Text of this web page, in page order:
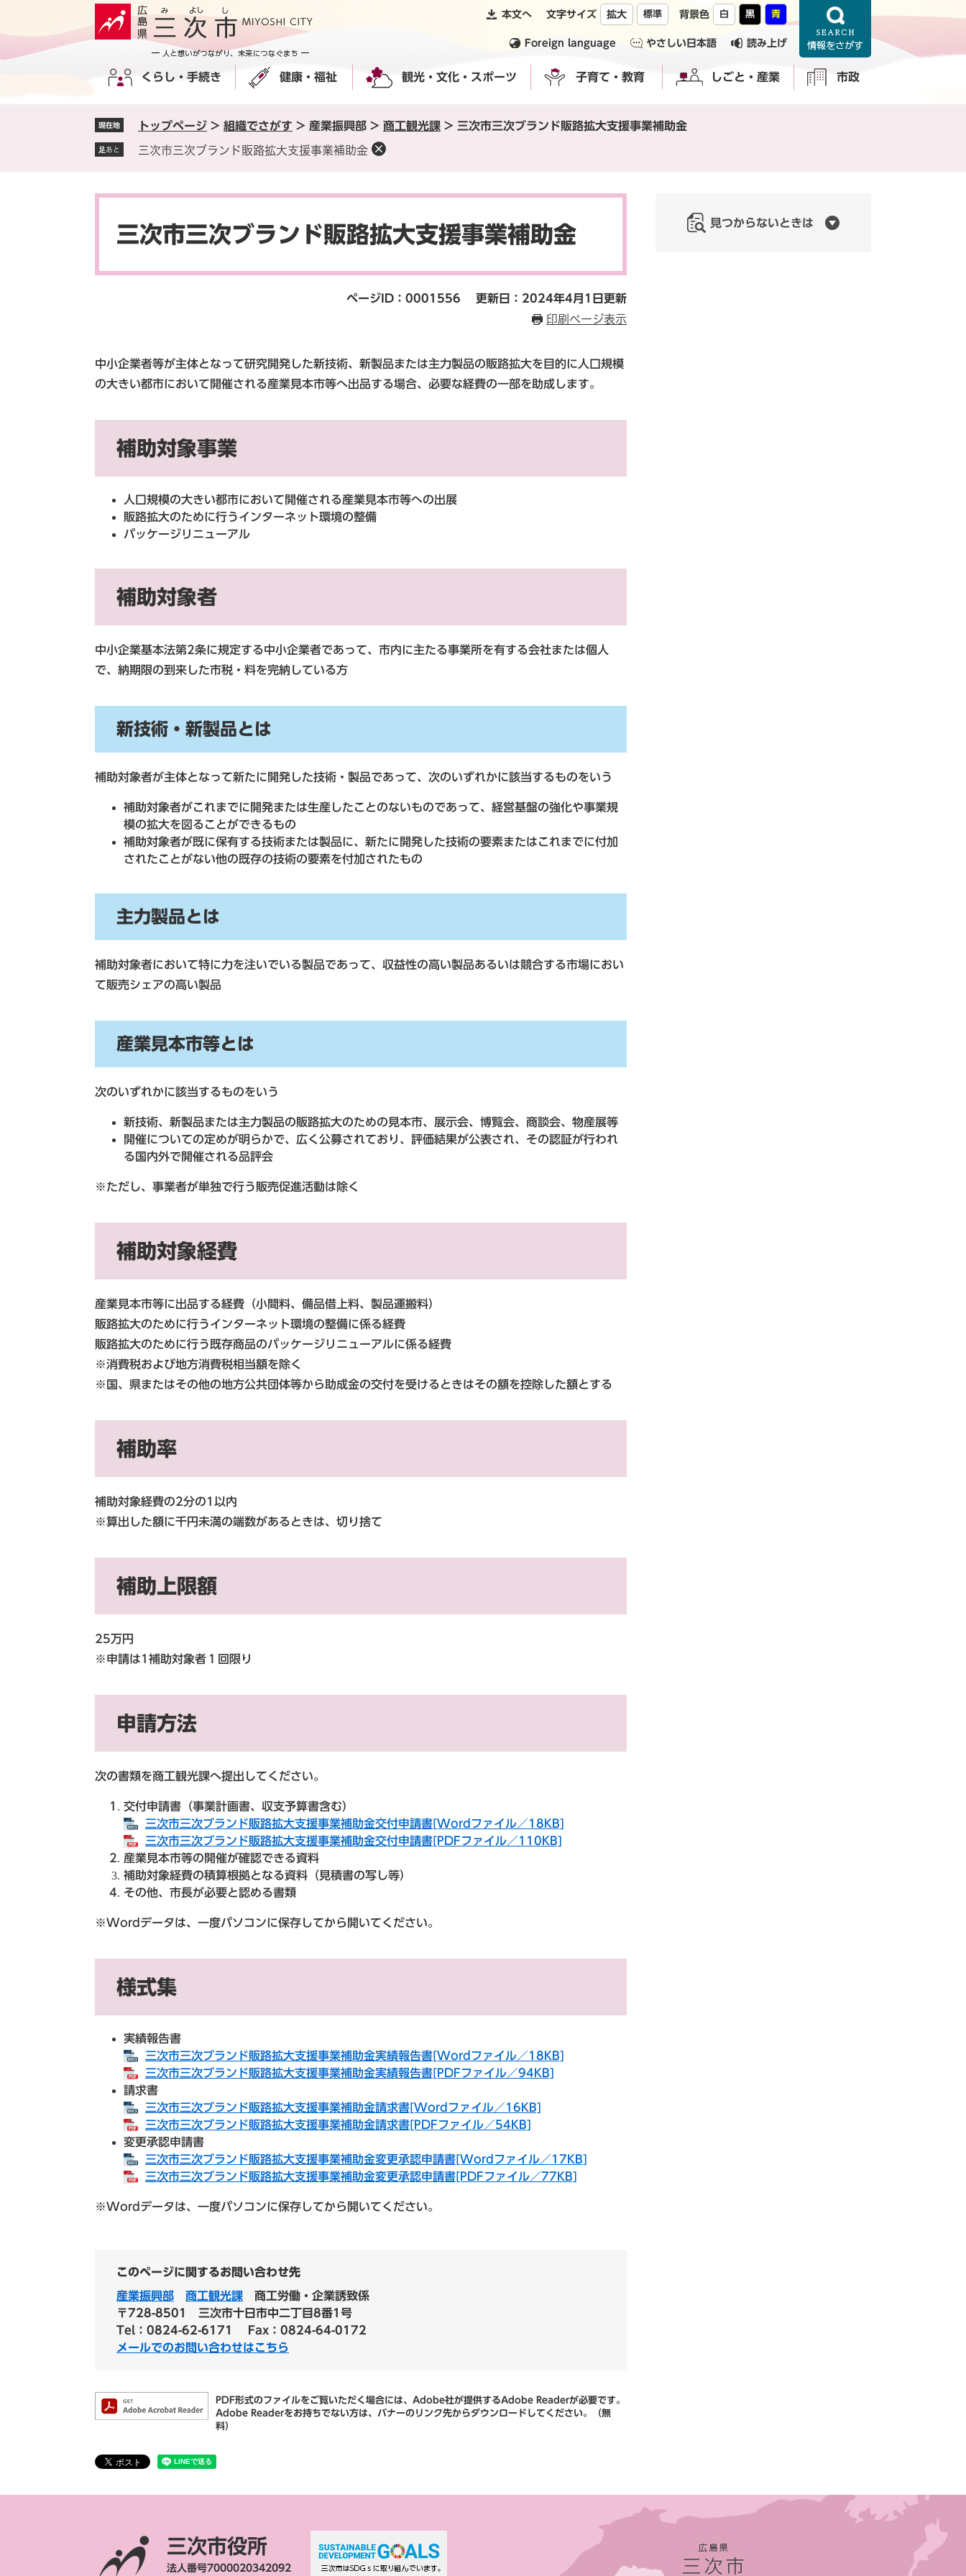
の
ー
本文へ 文字サイズ 拡大 標準 背景色 白 黒 青
Foreign language やさしい日本語 読み上げ
くらし・手続き 健康・福祉 観光・文化・スポーツ 子育て・教育 しごと・産業 市政
現在地 トップページ > 組織でさがす > 産業振興部 > 商工観光課 > 三次市三次ブランド販路拡大支援事業補助金
足あと 三次市三次ブランド販路拡大支援事業補助金
三次市三次ブランド販路拡大支援事業補助金
ページID：0001556
更新日：2024年4月1日更新
印刷ページ表示
中小企業者等が主体となって研究開発した新技術、新製品または主力製品の販路拡大を目的に人口規模
の大きい都市において開催される産業見本市等へ出品する場合、必要な経費の一部を助成します。
補助対象事業
人口規模の大きい都市において開催される産業見本市等への出展
販路拡大のために行うインターネット環境の整備
パッケージリニューアル
補助対象者
中小企業基本法第2条に規定する中小企業者であって、市内に主たる事業所を有する会社または個人
で、納期限の到来した市税・料を完納している方
新技術・新製品とは
補助対象者が主体となって新たに開発した技術・製品であって、次のいずれかに該当するものをいう
補助対象者がこれまでに開発または生産したことのないものであって、経営基盤の強化や事業規
模の拡大を図ることができるもの
補助対象者が既に保有する技術または製品に、新たに開発した技術の要素またはこれまでに付加
されたことがない他の既存の技術の要素を付加されたもの
主力製品とは
補助対象者において特に力を注いでいる製品であって、収益性の高い製品あるいは競合する市場におい
て販売シェアの高い製品
産業見本市等とは
次のいずれかに該当するものをいう
新技術、新製品または主力製品の販路拡大のための見本市、展示会、博覧会、商談会、物産展等
開催についての定めが明らかで、広く公募されており、評価結果が公表され、その認証が行われ
る国内外で開催される品評会
※ただし、事業者が単独で行う販売促進活動は除く
補助対象経費
産業見本市等に出品する経費（小間料、備品借上料、製品運搬料）
販路拡大のために行うインターネット環境の整備に係る経費
販路拡大のために行う既存商品のパッケージリニューアルに係る経費
※消費税および地方消費税相当額を除く
※国、県またはその他の地方公共団体等から助成金の交付を受けるときはその額を控除した額とする
補助率
補助対象経費の2分の1以内
※算出した額に千円未満の端数があるときは、切り捨て
補助上限額
25万円
※申請は1補助対象者１回限り
申請方法
次の書類を商工観光課へ提出してください。
交付申請書（事業計画書、収支予算書含む）
三次市三次ブランド販路拡大支援事業補助金交付申請書[Wordファイル／18KB]
三次市三次ブランド販路拡大支援事業補助金交付申請書[PDFファイル／110KB]
産業見本市等の開催が確認できる資料
補助対象経費の積算根拠となる資料（見積書の写し等）
その他、市長が必要と認める書類
※Wordデータは、一度パソコンに保存してから開いてください。
様式集
実績報告書
三次市三次ブランド販路拡大支援事業補助金実績報告書[Wordファイル／18KB]
三次市三次ブランド販路拡大支援事業補助金実績報告書[PDFファイル／94KB]
請求書
三次市三次ブランド販路拡大支援事業補助金請求書[Wordファイル／16KB]
三次市三次ブランド販路拡大支援事業補助金請求書[PDFファイル／54KB]
変更承認申請書
三次市三次ブランド販路拡大支援事業補助金変更承認申請書[Wordファイル／17KB]
三次市三次ブランド販路拡大支援事業補助金変更承認申請書[PDFファイル／77KB]
※Wordデータは、一度パソコンに保存してから開いてください。
このページに関するお問い合わせ先
産業振興部 商工観光課
商工労働・企業誘致係
〒728-8501
三次市十日市中二丁目8番1号
Tel：0824-62-6171
Fax：0824-64-0172
メールでのお問い合わせはこちら
PDF形式のファイルをご覧いただく場合には、Adobe社が提供するAdobe Readerが必要です。
Adobe Readerをお持ちでない方は、バナーのリンク先からダウンロードしてください。（無
料）
見つからないときは
三次市役所
法人番号7000020342092